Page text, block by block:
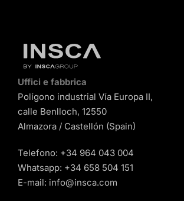
Uffici e fabbrica
Polígono industrial Vía Europa II,
calle Benlloch, 12550
Almazora / Castellón (Spain)
Telefono: +34 964 043 004
Whatsapp: +34 658 504 151
E-mail: info@insca.com